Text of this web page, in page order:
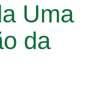
Uma
da